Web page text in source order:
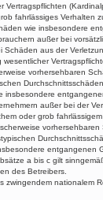
Vertragspflichten
fahrlässiges Verhalten
wie insbesondere
außer bei
Schäden aus der
vorhersehbaren
insbesondere
außer bei der
oder grob
entgangenen
a bis c gilt
des Betreibers.
zwingendem nationalem